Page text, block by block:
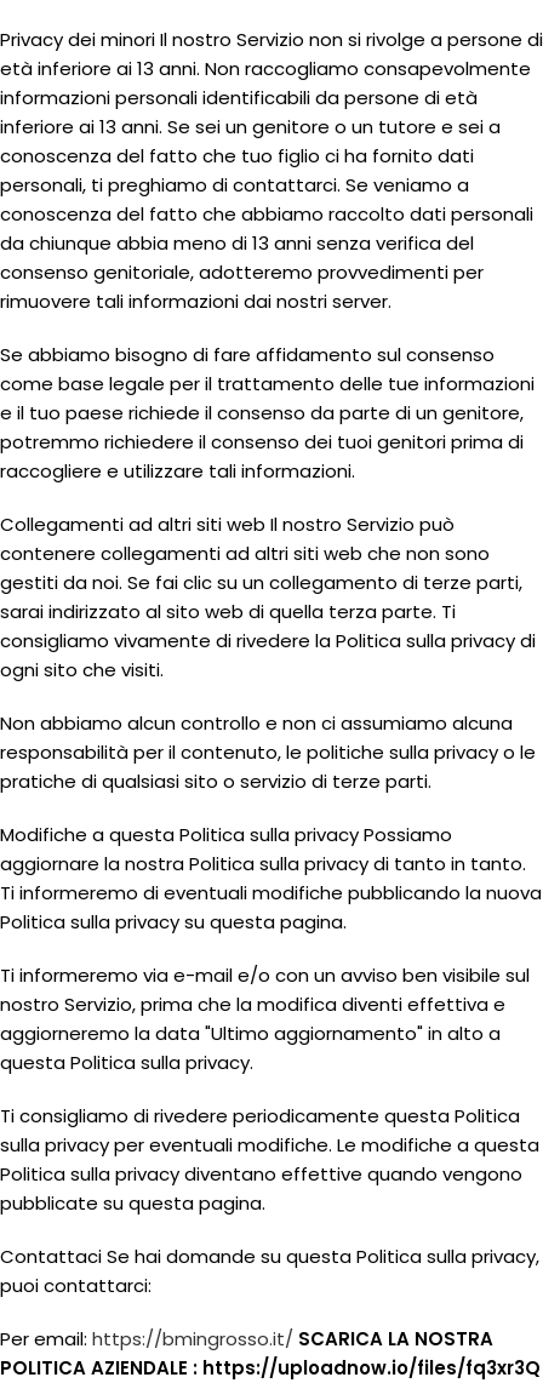
Privacy dei minori Il nostro Servizio non si rivolge a persone di
età inferiore ai 13 anni. Non raccogliamo consapevolmente
informazioni personali identificabili da persone di età
inferiore ai 13 anni. Se sei un genitore o un tutore e sei a
conoscenza del fatto che tuo figlio ci ha fornito dati
personali, ti preghiamo di contattarci. Se veniamo a
conoscenza del fatto che abbiamo raccolto dati personali
da chiunque abbia meno di 13 anni senza verifica del
consenso genitoriale, adotteremo provvedimenti per
rimuovere tali informazioni dai nostri server.
Se abbiamo bisogno di fare affidamento sul consenso
come base legale per il trattamento delle tue informazioni
e il tuo paese richiede il consenso da parte di un genitore,
potremmo richiedere il consenso dei tuoi genitori prima di
raccogliere e utilizzare tali informazioni.
Collegamenti ad altri siti web Il nostro Servizio può
contenere collegamenti ad altri siti web che non sono
gestiti da noi. Se fai clic su un collegamento di terze parti,
sarai indirizzato al sito web di quella terza parte. Ti
consigliamo vivamente di rivedere la Politica sulla privacy di
ogni sito che visiti.
Non abbiamo alcun controllo e non ci assumiamo alcuna
responsabilità per il contenuto, le politiche sulla privacy o le
pratiche di qualsiasi sito o servizio di terze parti.
Modifiche a questa Politica sulla privacy Possiamo
aggiornare la nostra Politica sulla privacy di tanto in tanto.
Ti informeremo di eventuali modifiche pubblicando la nuova
Politica sulla privacy su questa pagina.
Ti informeremo via e-mail e/o con un avviso ben visibile sul
nostro Servizio, prima che la modifica diventi effettiva e
aggiorneremo la data "Ultimo aggiornamento" in alto a
questa Politica sulla privacy.
Ti consigliamo di rivedere periodicamente questa Politica
sulla privacy per eventuali modifiche. Le modifiche a questa
Politica sulla privacy diventano effettive quando vengono
pubblicate su questa pagina.
Contattaci Se hai domande su questa Politica sulla privacy,
puoi contattarci:
Per email: https://bmingrosso.it/ SCARICA LA NOSTRA
POLITICA AZIENDALE : https://uploadnow.io/files/fq3xr3Q